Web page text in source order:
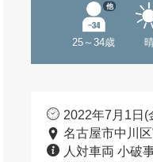
25～34歳
他
2022年7月1日(
名古屋市中川
人対車両 小破